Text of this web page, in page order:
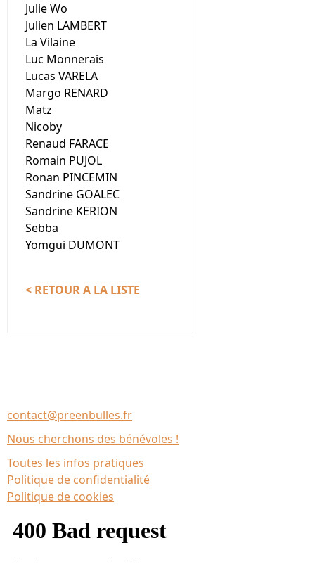
Julie Wo
Julien LAMBERT
La Vilaine
Luc Monnerais
Lucas VARELA
Margo RENARD
Matz
Nicoby
Renaud FARACE
Romain PUJOL
Ronan PINCEMIN
Sandrine GOALEC
Sandrine KERION
Sebba
Yomgui DUMONT
< RETOUR A LA LISTE
contact@preenbulles.fr
Nous cherchons des bénévoles !
Toutes les infos pratiques
Politique de confidentialité
Politique de cookies